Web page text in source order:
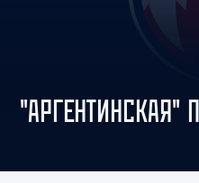
"АРГЕНТИНСКАЯ"